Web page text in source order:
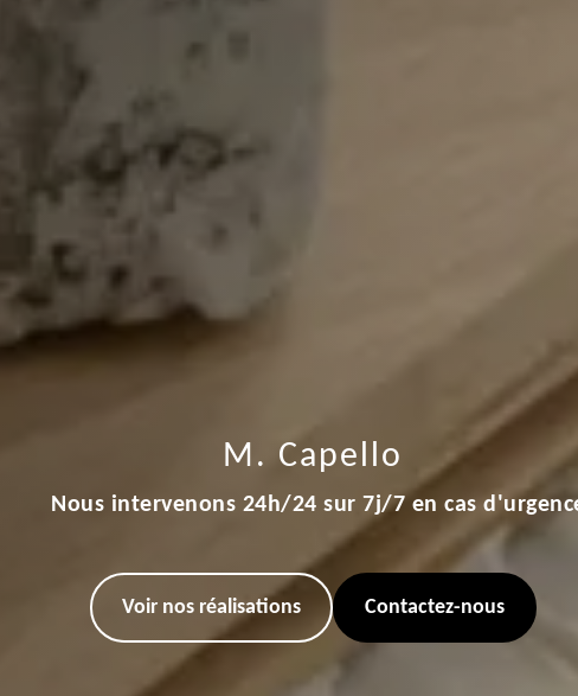
M. Capello
Nous intervenons 24h/24 sur 7j/7 en cas
Voir nos réalisations Contactez-nous